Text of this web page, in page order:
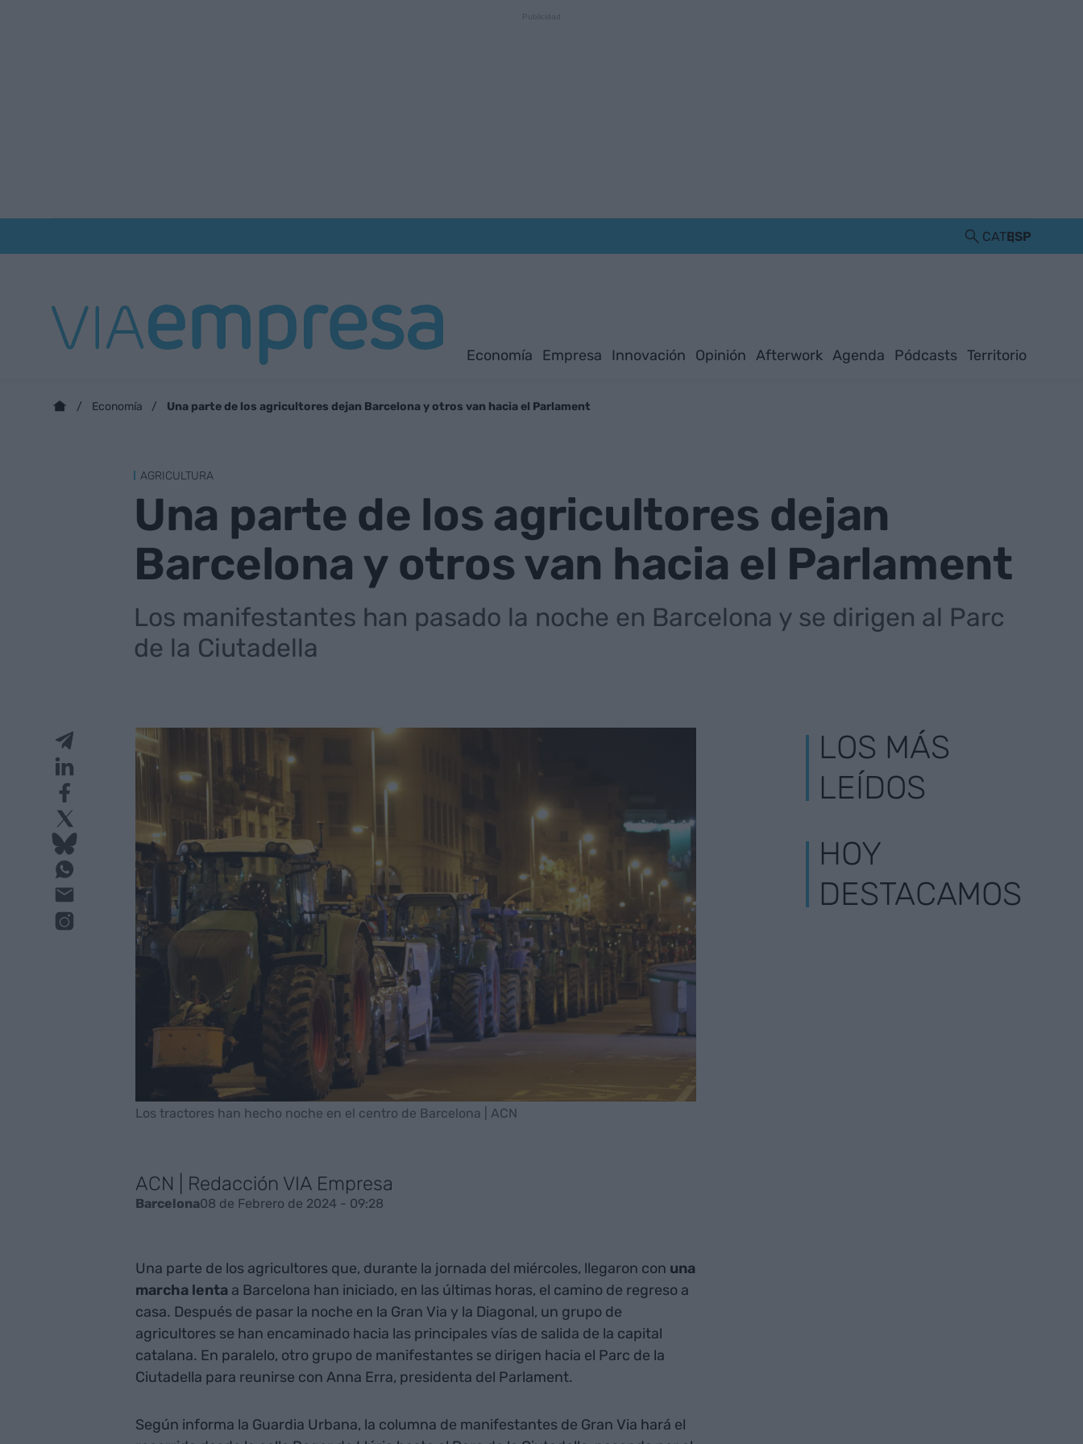
CATESP
Economía Empresa Innovación Opinión Afterwork Agenda Pódcasts Territorio
Economía Una parte de los agricultores dejan Barcelona y otros van hacia el Parlament
AGRICULTURA
Una parte de los agricultores dejan
Barcelona y otros van hacia el Parlament
Los manifestantes han pasado la noche en Barcelona y se dirigen al Parc
de la Ciutadella
Los tractores han hecho noche en el centro de Barcelona | ACN
ACN | Redacción VIA Empresa
Barcelona08 de Febrero de 2024 - 09:28
Una parte de los agricultores que, durante la jornada del miércoles, llegaron con una
marcha lentaa Barcelona han iniciado, en las últimas horas, el camino de regreso a
casa. Después de pasar la noche en la Gran Via y la Diagonal, un grupo de
agricultores se han encaminado hacia las principales vías de salida de la capital
catalana. En paralelo, otro grupo de manifestantes se dirigen hacia el Parc de la
Ciutadella para reunirse con Anna Erra, presidenta del Parlament.
Según informa la Guardia Urbana, la columna de manifestantes de Gran Via hará el
LOS MÁS
LEÍDOS
HOY
DESTACAMOS